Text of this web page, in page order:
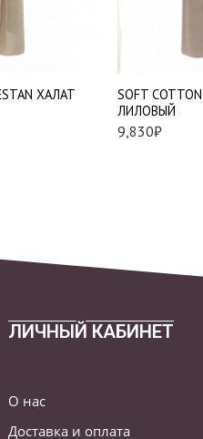
ХАЛАТ
SOFT
ЛИЛОВЫЙ
9,830₽
ЛИЧНЫЙ КАБИНЕТ
О нас
Доставка и оплата